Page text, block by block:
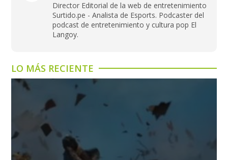
Director Editorial de la web de entretenimiento
Surtido.pe - Analista de Esports. Podcaster del
podcast de entretenimiento y cultura pop El
Langoy.
LO MÁS RECIENTE